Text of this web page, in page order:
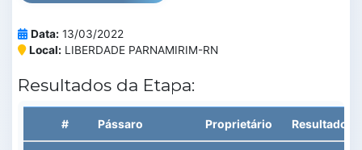
Data: 13/03/2022
Local: LIBERDADE PARNAMIRIM-RN
Resultados da Etapa:
# Pássaro Proprietário Resultado